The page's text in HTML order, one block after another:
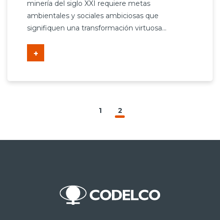
minería del siglo XXI requiere metas
ambientales y sociales ambiciosas que
signifiquen una transformación virtuosa...
+
1 2